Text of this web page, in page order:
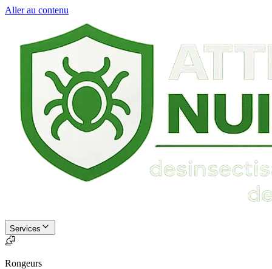
Aller au contenu
Services
Rongeurs